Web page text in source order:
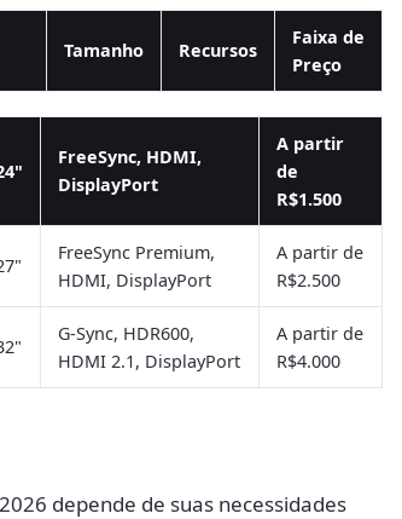
Tamanho Recursos
Faixa de
Preço
FreeSync, HDMI,
DisplayPort
A partir
de
R$1.500
FreeSync Premium,
HDMI, DisplayPort
A partir de
R$2.500
G-Sync, HDR600,
HDMI 2.1, DisplayPort
A partir de
R$4.000
depende de suas necessidades